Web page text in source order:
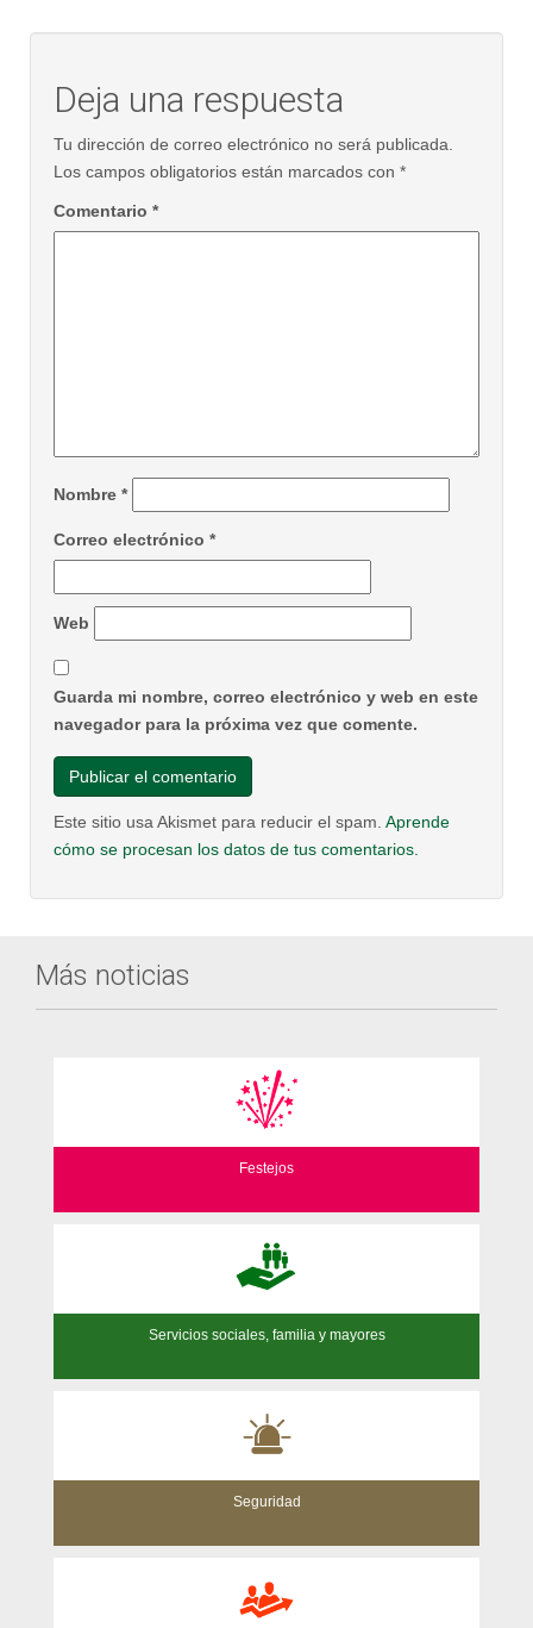
Deja una respuesta
Tu dirección de correo electrónico no será publicada.
Los campos obligatorios están marcados con *
Comentario *
Nombre *
Correo electrónico *
Web
Guarda mi nombre, correo electrónico y web en este
navegador para la próxima vez que comente.
Este sitio usa Akismet para reducir el spam. Aprende
cómo se procesan los datos de tus comentarios.
Más noticias
Festejos
Servicios sociales, familia y mayores
Seguridad